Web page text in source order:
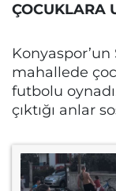
ÇOCUKLARA
mahallede
futbolu
çıktığı anlar